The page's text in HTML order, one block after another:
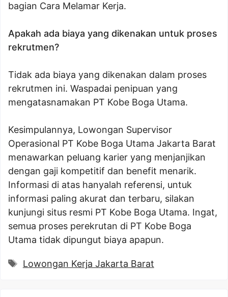
bagian Cara Melamar Kerja.
Apakah ada biaya yang dikenakan untuk proses
rekrutmen?
Tidak ada biaya yang dikenakan dalam proses
rekrutmen ini. Waspadai penipuan yang
mengatasnamakan PT Kobe Boga Utama.
Kesimpulannya, Lowongan Supervisor
Operasional PT Kobe Boga Utama Jakarta Barat
menawarkan peluang karier yang menjanjikan
dengan gaji kompetitif dan benefit menarik.
Informasi di atas hanyalah referensi, untuk
informasi paling akurat dan terbaru, silakan
kunjungi situs resmi PT Kobe Boga Utama. Ingat,
semua proses perekrutan di PT Kobe Boga
Utama tidak dipungut biaya apapun.
Tags
Lowongan Kerja Jakarta Barat